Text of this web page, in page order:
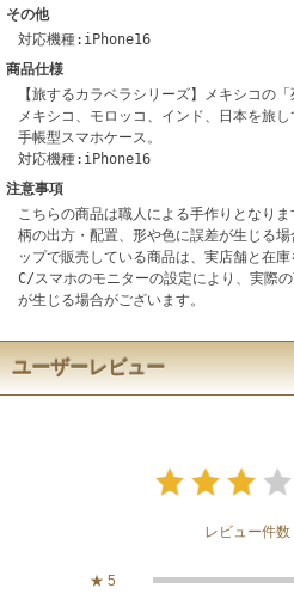
その他
対応機種:iPhone16
商品仕様
【旅するカラベラシリーズ】メキシコの
メキシコ、モロッコ、インド、日本を旅
手帳型スマホケース。
対応機種:iPhone16
注意事項
こちらの商品は職人による手作りとなり
柄の出方・配置、形や色に誤差が生じる
ップで販売している商品は、実店舗と在
C/スマホのモニターの設定により、実際
が生じる場合がございます。
ユーザーレビュー
レビュー件数
★ 5